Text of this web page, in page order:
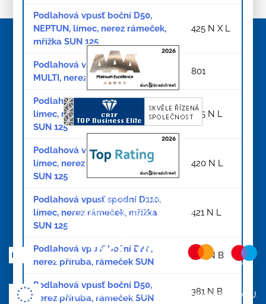
Podlahová vpusť boční D50,
NEPTUN, límec, nerez rámeček,
mřížka SUN 125
425 N X L
Podlahová vpusť boční D50/75
MULTI, nerez mřížka SUN
801
Podlahová vpusť boční D50,
límec, nerez rámeček, mřížka
SUN 125
425 N L
Podlahová vpusť spodní D50,
límec, nerez rámeček, mřížka
SUN 125
420 N L
Podlahová vpusť spodní D110,
límec, nerez rámeček, mřížka
SUN 125
421 N L
Podlahová vpusť boční D40,
nerez příruba, rámeček SUN
382 N B
Podlahová vpusť boční D50,
nerez příruba, rámeček SUN
381 N B
Doprava a platba
Všeobecné obchodní podmínky
Zásady zpracování osobních údajů